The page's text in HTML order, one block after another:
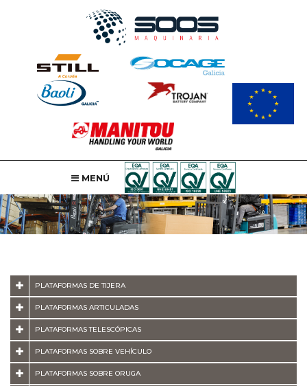
MENÚ
PLATAFORMAS DE TIJERA
PLATAFORMAS ARTICULADAS
PLATAFORMAS TELESCÓPICAS
PLATAFORMAS SOBRE VEHÍCULO
PLATAFORMAS SOBRE ORUGA